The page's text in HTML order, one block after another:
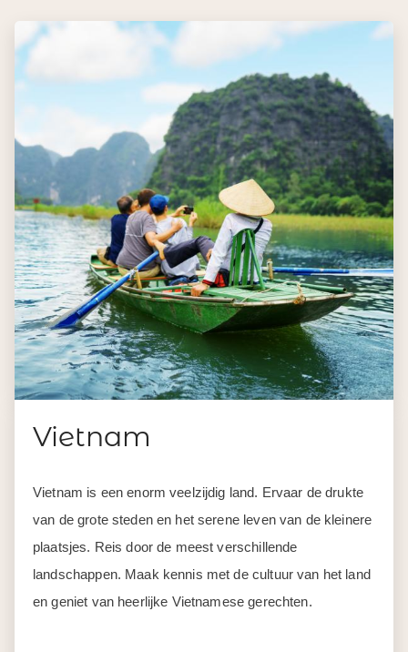
Vietnam
Vietnam is een enorm veelzijdig land. Ervaar de drukte
van de grote steden en het serene leven van de kleinere
plaatsjes. Reis door de meest verschillende
landschappen. Maak kennis met de cultuur van het land
en geniet van heerlijke Vietnamese gerechten.